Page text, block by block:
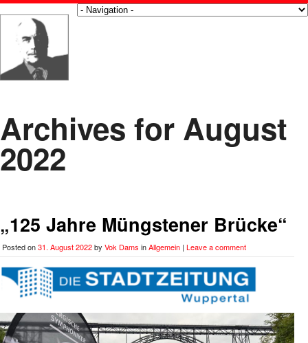
Archives for August
2022
„125 Jahre Müngstener Brücke“
Posted on31. August 2022by Vok Dams inAllgemein | Leave a comment